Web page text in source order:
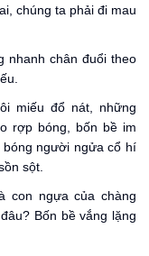
chúng ta phải đi mau
nhanh chân đuổi theo
miếu đổ nát, những
rợp bóng, bốn bề im
bóng người ngửa cổ hí
sột.
con ngựa của chàng
Bốn bề vắng lặng